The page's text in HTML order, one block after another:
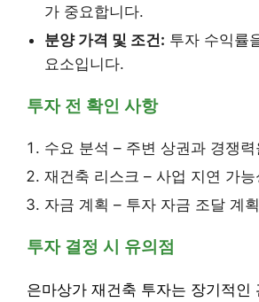
가 중요합니다.
분양 가격 및 조건: 투자 수익률
요소입니다.
투자 전 확인 사항
수요 분석 – 주변 상권과 경쟁
재건축 리스크 – 사업 지연 가
자금 계획 – 투자 자금 조달 계
투자 결정 시 유의점
은마상가 재건축 투자는 장기적인